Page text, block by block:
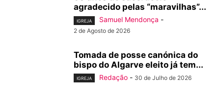
agradecido pelas “maravilhas”...
IGREJA Samuel Mendonça -
2 de Agosto de 2026
Tomada de posse canónica do
bispo do Algarve eleito já tem...
IGREJA Redação - 30 de Julho de 2026